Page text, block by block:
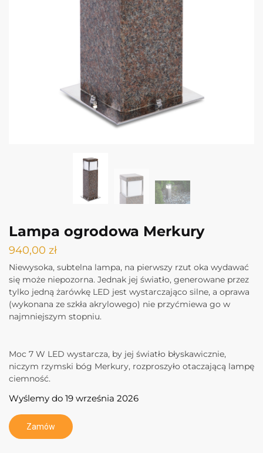
Lampa ogrodowa Merkury
940,00 zł
Niewysoka, subtelna lampa, na pierwszy rzut oka wydawać
się może niepozorna. Jednak jej światło, generowane przez
tylko jedną żarówkę LED jest wystarczająco silne, a oprawa
(wykonana ze szkła akrylowego) nie przyćmiewa go w
najmniejszym stopniu.
Moc 7 W LED wystarcza, by jej światło błyskawicznie,
niczym rzymski bóg Merkury, rozproszyło otaczającą lampę
ciemność.
Wyślemy do 19 września 2026
Zamów